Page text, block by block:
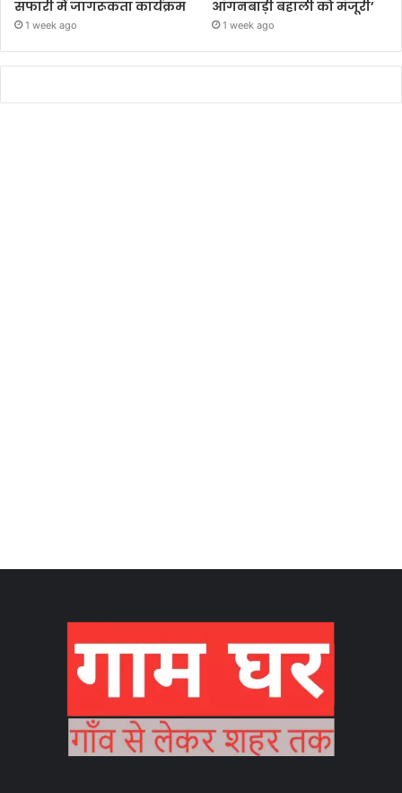
सफारी में जागरूकता कार्यक्रम
1 week ago
आंगनबाड़ी बहाली को मंजूरी’
1 week ago